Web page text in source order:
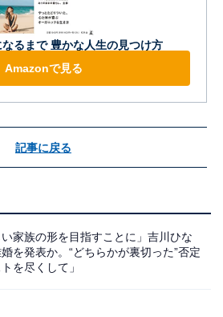
るまで 豊かな人生の見つけ方
Amazonで見る
記事に戻る
い家族の形を目指すことに」吉川ひな
を発表か。“どちらかが裏切った”否定
トを尽くして」